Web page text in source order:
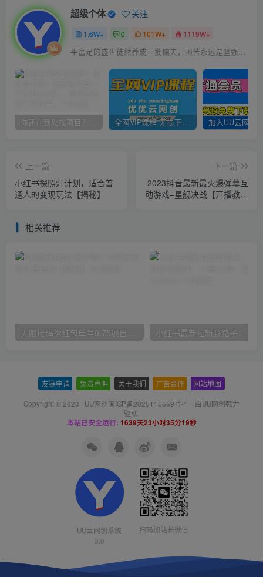
超级个体 关注
1.6W+ 0 101W+ 1119W+
平富足的盛世徒然养成一批懦夫，困苦永远是坚强之母
你还在到处找项目？还在当韭菜？我靠卖项目一个月收入5万+，曾经我也是个失败者。 全网VIP课程 无损下载~
上一篇
小红书探照灯计划，适合普
通人的变现玩法【揭秘】
下一篇
2023抖音最新最火爆弹幕互
动游戏–星舰决战【开播教程
相关推荐
无限接码撸红包单号0.75项目无偿分享给你【揭秘】
友链申请 免责声明 关于我们 广告合作 网站地图
Copyright © 2023 · UU网创闽ICP备2025115559号-1 · 由UU网创强力
驱动.
本站已安全运行: 1639天23小时35分20秒
UU云网创系统
3.0
扫码加站长微信